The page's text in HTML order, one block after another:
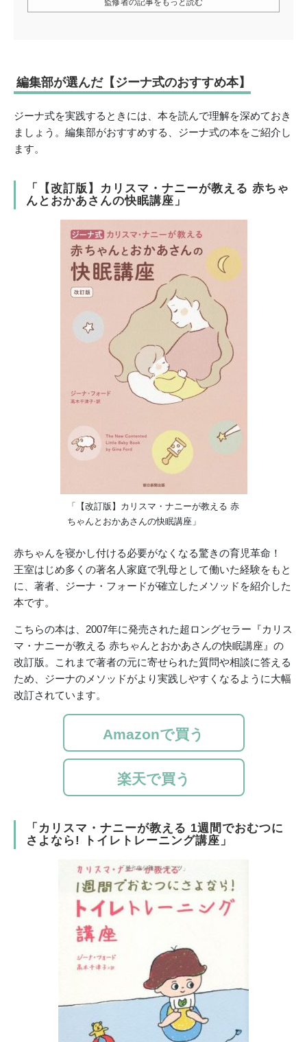
編集部が選んだ【ジーナ式のおすすめ本】
ジーナ式を実践するときには、本を読んで理解を深めておき
ましょう。編集部がおすすめする、ジーナ式の本をご紹介し
ます。
「【改訂版】カリスマ・ナニーが教える 赤ちゃ
んとおかあさんの快眠講座」
「【改訂版】カリスマ・ナニーが教える 赤
ちゃんとおかあさんの快眠講座」
赤ちゃんを寝かし付ける必要がなくなる驚きの育児革命！
王室はじめ多くの著名人家庭で乳母として働いた経験をもと
に、著者、ジーナ・フォードが確立したメソッドを紹介した
本です。
こちらの本は、2007年に発売された超ロングセラー『カリス
マ・ナニーが教える 赤ちゃんとおかあさんの快眠講座』の
改訂版。これまで著者の元に寄せられた質問や相談に答える
ため、ジーナのメソッドがより実践しやすくなるように大幅
改訂されています。
Amazonで買う
楽天で買う
「カリスマ・ナニーが教える 1週間でおむつに
さよなら! トイレトレーニング講座」